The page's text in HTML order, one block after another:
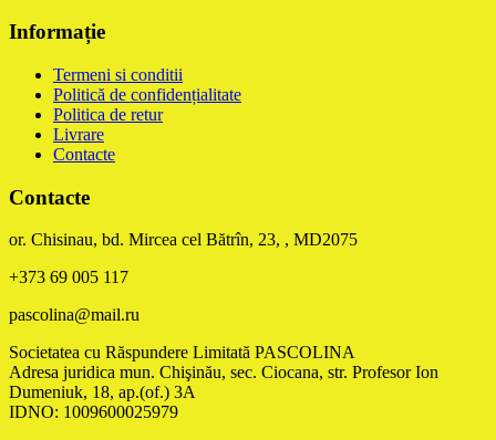
Informație
Termeni si conditii
Politică de confidențialitate
Politica de retur
Livrare
Contacte
Contacte
or. Chisinau, bd. Mircea cel Bătrîn, 23, , MD2075
+373 69 005 117
pascolina@mail.ru
Societatea cu Răspundere Limitată PASCOLINA
Adresa juridica mun. Chişinău, sec. Ciocana, str. Profesor Ion
Dumeniuk, 18, ap.(of.) 3A
IDNO: 1009600025979